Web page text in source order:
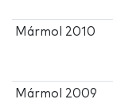
Mármol 2010
Mármol 2009